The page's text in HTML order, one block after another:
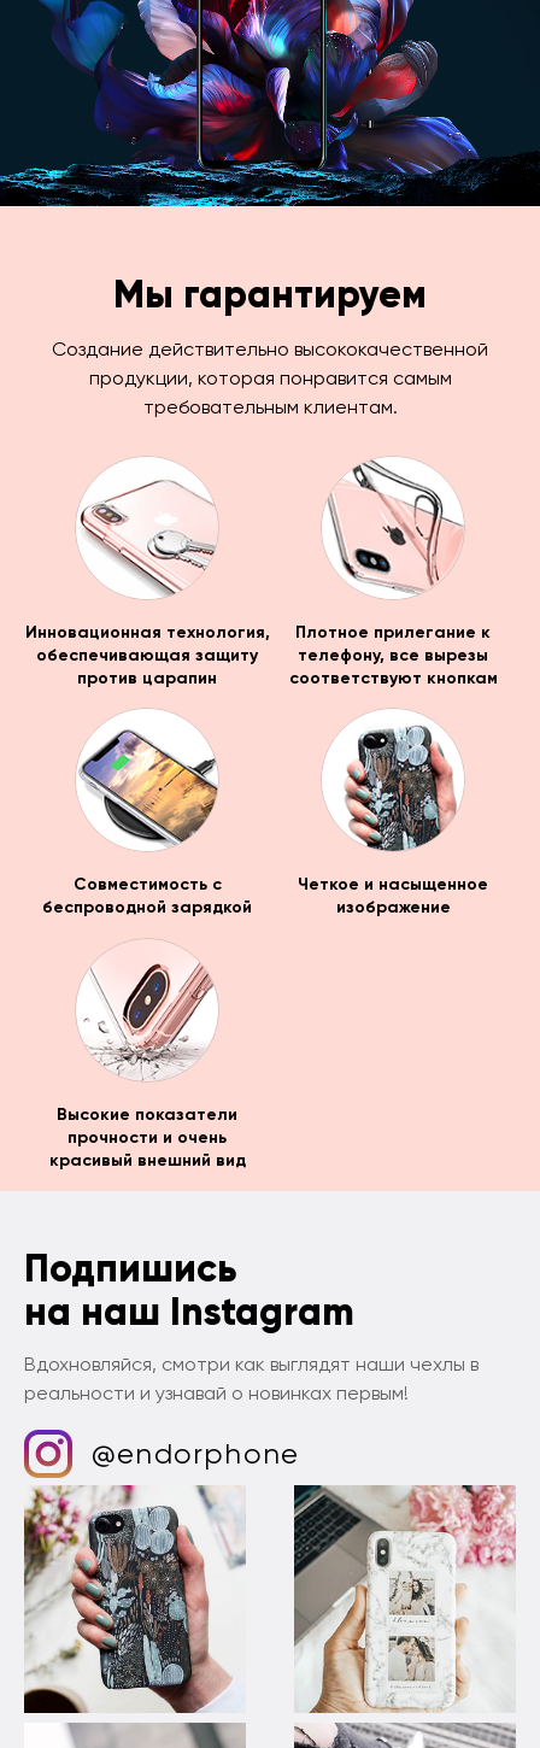
Мы гарантируем
Создание действительно высококачественной
продукции, которая понравится самым
требовательным клиентам.
Инновационная технология,
обеспечивающая защиту
против царапин
Плотное прилегание к
телефону, все вырезы
соответствуют кнопкам
Совместимость с
беспроводной зарядкой
Четкое и насыщенное
изображение
Высокие показатели
прочности и очень
красивый внешний вид
Подпишись
на наш Instagram
Вдохновляйся, смотри как выглядят наши чехлы в
реальности и узнавай о новинках первым!
@endorphone